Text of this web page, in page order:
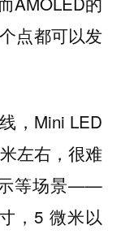
点都可以发
，Mini LED
左右，很难
示等场景——
，5 微米以